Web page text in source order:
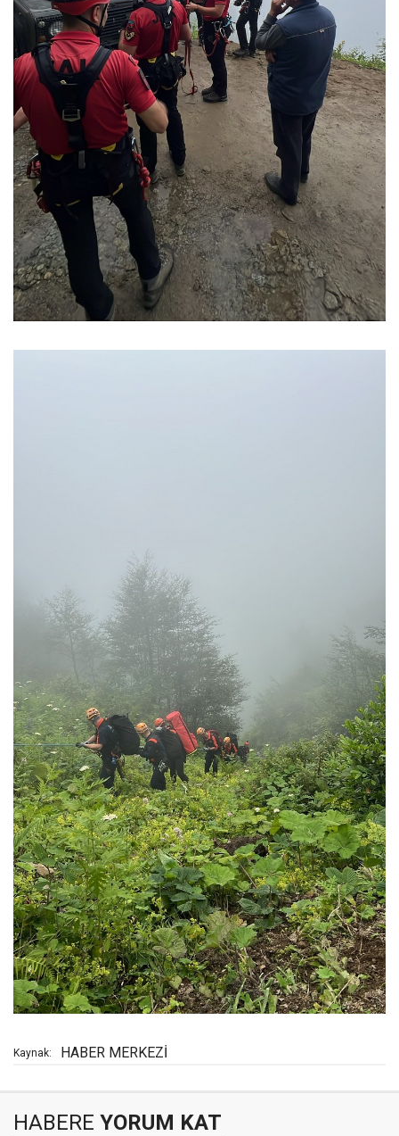
Kaynak: HABER MERKEZİ
HABERE YORUM KAT